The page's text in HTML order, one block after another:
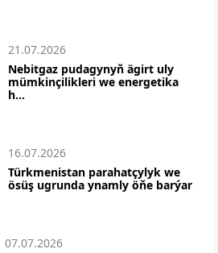
21.07.2026
Nebitgaz pudagynyň ägirt uly
mümkinçilikleri we energetika
h...
16.07.2026
Türkmenistan parahatçylyk we
ösüş ugrunda ynamly öňe barýar
07.07.2026